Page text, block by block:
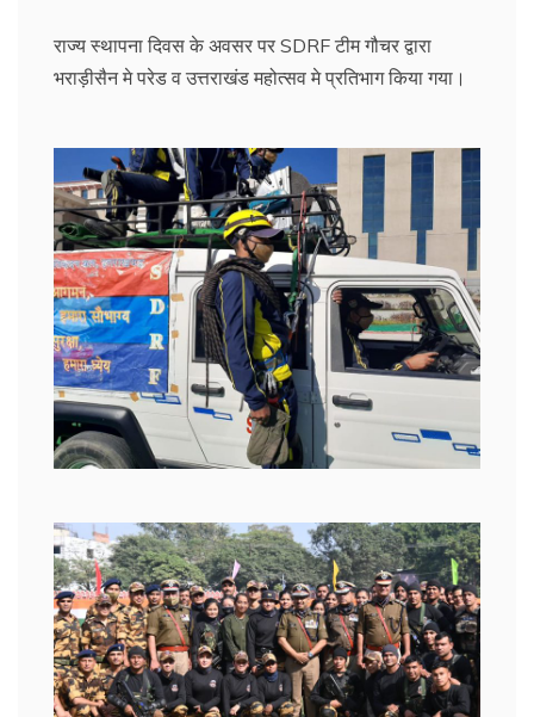
राज्य स्थापना दिवस के अवसर पर SDRF टीम गौचर द्वारा
भराड़ीसैन मे परेड व उत्तराखंड महोत्सव मे प्रतिभाग किया गया।